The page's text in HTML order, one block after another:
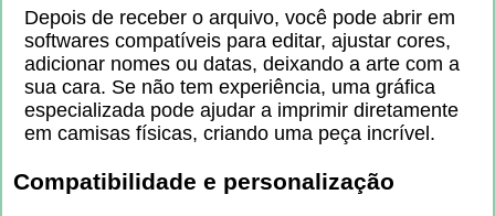
Depois de receber o arquivo, você pode abrir em
softwares compatíveis para editar, ajustar cores,
adicionar nomes ou datas, deixando a arte com a
sua cara. Se não tem experiência, uma gráfica
especializada pode ajudar a imprimir diretamente
em camisas físicas, criando uma peça incrível.
Compatibilidade e personalização